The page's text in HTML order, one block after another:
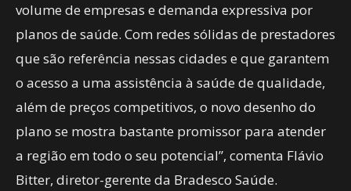
volume de empresas e demanda expressiva por
planos de saúde. Com redes sólidas de prestadores
que são referência nessas cidades e que garantem
o acesso a uma assistência à saúde de qualidade,
além de preços competitivos, o novo desenho do
plano se mostra bastante promissor para atender
a região em todo o seu potencial”, comenta Flávio
Bitter, diretor-gerente da Bradesco Saúde.